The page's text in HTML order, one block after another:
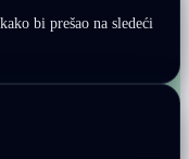
bi prešao na sledeći